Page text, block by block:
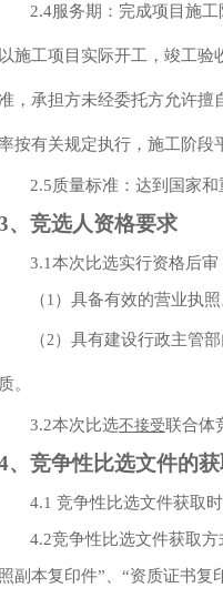
2.4服务期：完成项目施
以施工项目实际开工，竣工
，承担方未经委托方允许擅
按有关规定执行，施工阶段
2.5质量标准：达到国家
、竞选人资格要求
3.1本次比选实行资格后
（ 1 ）具备有效的营业执
（2）具有建设行政主管
质。
3.2本次比选不接受联合体
、竞争性比选文件的
4.1 竞争性比选文件获取
4.2竞争性比选文件获取
照副本复印件” “资质证书复